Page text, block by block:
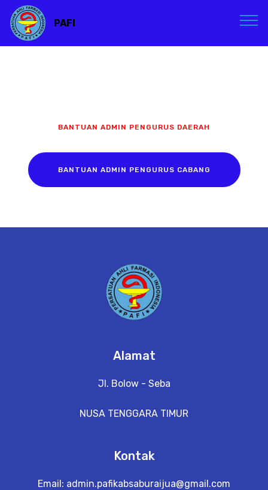
PAFI
BANTUAN ADMIN PENGURUS DAERAH
BANTUAN ADMIN PENGURUS CABANG
Alamat
Jl. Bolow - Seba
NUSA TENGGARA TIMUR
Kontak
Email: admin.pafikabsaburaijua@gmail.com